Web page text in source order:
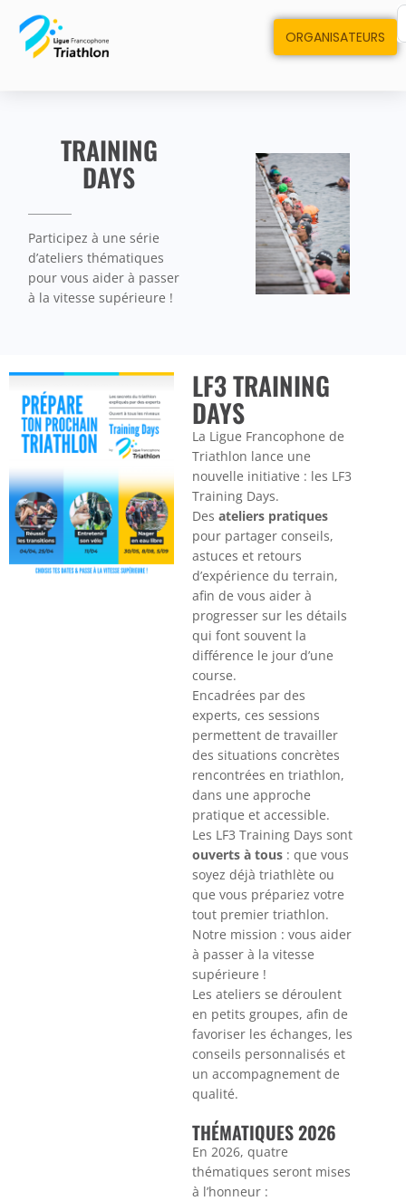
ORGANISATEURS
TRAINING
DAYS
Participez à une série
d’ateliers thématiques
pour vous aider à passer
à la vitesse supérieure !
LF3 TRAINING
DAYS
La Ligue Francophone de
Triathlon lance une
nouvelle initiative : les LF3
Training Days.
Des ateliers pratiques
pour partager conseils,
astuces et retours
d’expérience du terrain,
afin de vous aider à
progresser sur les détails
qui font souvent la
différence le jour d’une
course.
Encadrées par des
experts, ces sessions
permettent de travailler
des situations concrètes
rencontrées en triathlon,
dans une approche
pratique et accessible.
Les LF3 Training Days sont
ouverts à tous: que vous
soyez déjà triathlète ou
que vous prépariez votre
tout premier triathlon.
Notre mission : vous aider
à passer à la vitesse
supérieure !
Les ateliers se déroulent
en petits groupes, afin de
favoriser les échanges, les
conseils personnalisés et
un accompagnement de
qualité.
THÉMATIQUES 2026
En 2026, quatre
thématiques seront mises
à l’honneur :